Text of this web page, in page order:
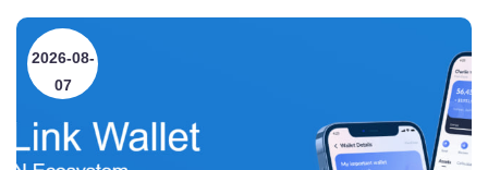
2026-08-
07